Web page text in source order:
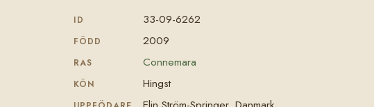
ID 33-09-6262
FÖDD 2009
RAS Connemara
KÖN Hingst